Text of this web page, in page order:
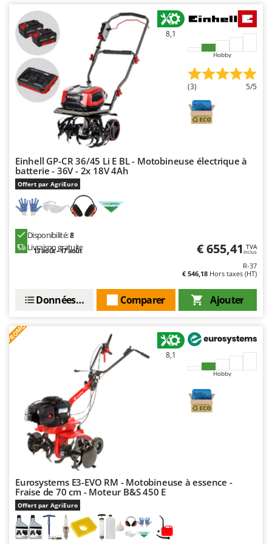
Outdoorchef
Palazzetti
Palumbo Pavi
Partisani
Paterlini
Philips
Prismafood
R
R.G.V.
Reber
Ribimex
River Systems
Robomow
Rossofuoco
Rover Pompe
Royal Food
Ryobi
S.T.P.
Santos
Sbaraglia
Schnitzer
8,1
Hobby
(3) 5/5
Einhell GP-CR 36/45 Li E BL - Motobineuse électrique à
batterie - 36V - 2x 18V 4Ah
Offert par AgriEuro
Disponibilité:8
Livraison gratuite
13 août - 17 août € 655,41 TVA
Inclus
R-37
€ 546,18 Hors taxes (HT)
Ajouter
Comparer
Données techniques
PROMO
8,1
Hobby
Eurosystems E3-EVO RM - Motobineuse à essence -
Fraise de 70 cm - Moteur B&S 450 E
Offert par AgriEuro